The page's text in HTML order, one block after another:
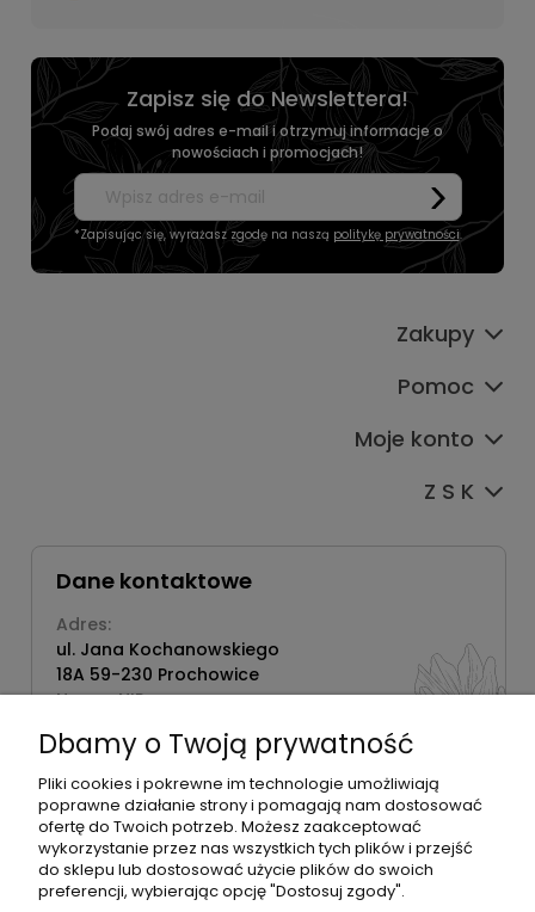
Zapisz się do Newslettera!
Podaj swój adres e-mail i otrzymuj informacje o
nowościach i promocjach!
*Zapisując się, wyrażasz zgodę na naszą politykę prywatności.
Zakupy
Pomoc
Moje konto
Z S K
Dane kontaktowe
Adres:
ul. Jana Kochanowskiego
18A 59-230 Prochowice
Numer NIP:
Telefon:
518358020
©2026 Wszelkie Prawa Zastrzeżone | Zrób Sobie Krem
Dbamy o Twoją prywatność
Pliki cookies i pokrewne im technologie umożliwiają
poprawne działanie strony i pomagają nam dostosować
ofertę do Twoich potrzeb. Możesz zaakceptować
wykorzystanie przez nas wszystkich tych plików i przejść
do sklepu lub dostosować użycie plików do swoich
preferencji, wybierając opcję "Dostosuj zgody".